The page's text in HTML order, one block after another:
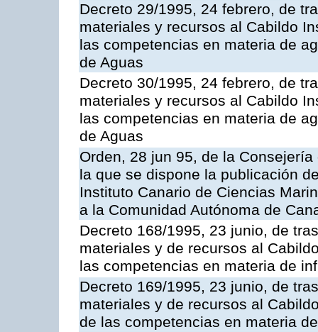
Decreto 29/1995, 24 febrero, de
materiales y recursos al Cabildo
las competencias en materia de
de Aguas
Decreto 30/1995, 24 febrero, de
materiales y recursos al Cabildo
las competencias en materia de
de Aguas
Orden, 28 jun 95, de la
la que se dispone la publicación
Instituto Canario de Ciencias
a la Comunidad Autónoma de
Decreto 168/1995, 23 junio, de
materiales y de recursos al
las competencias en materia de
Decreto 169/1995, 23 junio, de
materiales y de recursos al
de las competencias en materia